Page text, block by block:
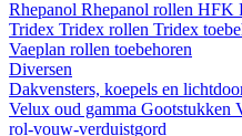
Rhepanol Rhepanol rollen HFK
Tridex Tridex rollen Tridex
Vaeplan rollen toebehoren
Diversen
Dakvensters, koepels en
Velux oud gamma Gootstukken
rol-vouw-verduistgord